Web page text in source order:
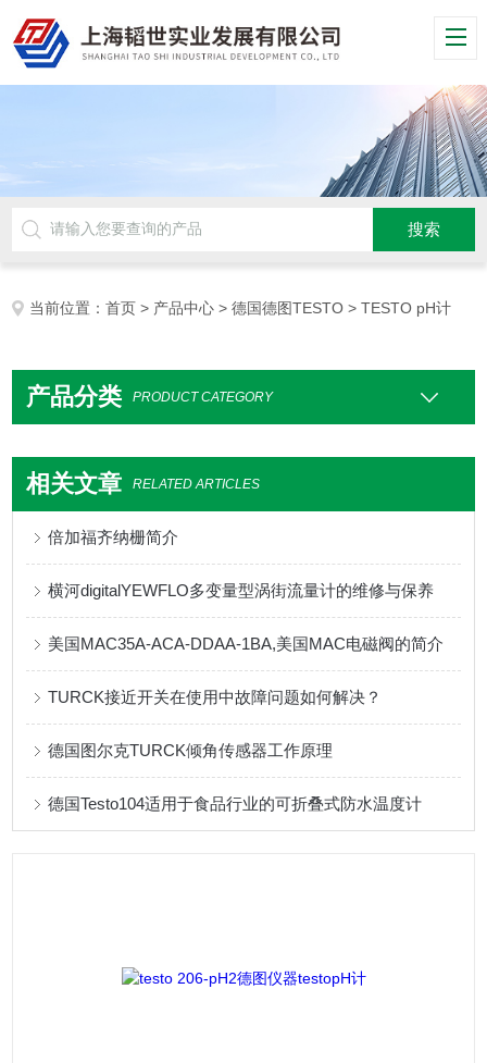
当前位置：首页 > 产品中心 >德国德图TESTO > TESTO pH计
产品分类 PRODUCT CATEGORY
相关文章 RELATED ARTICLES
倍加福齐纳栅简介
横河digitalYEWFLO多变量型涡街流量计的维修与保养
美国MAC35A-ACA-DDAA-1BA,美国MAC电磁阀的简介
TURCK接近开关在使用中故障问题如何解决？
德国图尔克TURCK倾角传感器工作原理
德国Testo104适用于食品行业的可折叠式防水温度计